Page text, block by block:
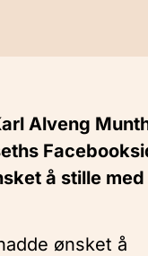
Alveng
å stille
ønsket å